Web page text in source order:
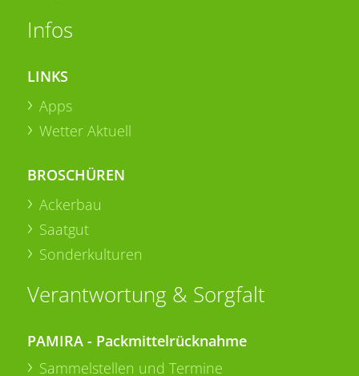
Infos
LINKS
Apps
Wetter Aktuell
BROSCHÜREN
Ackerbau
Saatgut
Sonderkulturen
Verantwortung & Sorgfalt
PAMIRA - Packmittelrücknahme
Sammelstellen und Termine